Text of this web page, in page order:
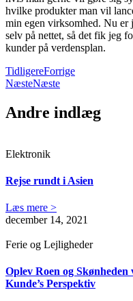
hvilke produkter man vil
min egen virksomhed. Nu er
selv på nettet, så det fik jeg
kunder på verdensplan.
TidligereForrige
NæsteNæste
Andre indlæg
Elektronik
Rejse rundt i Asien
Læs mere >
december 14, 2021
Ferie og Lejligheder
Oplev Roen og
Kunde’s Perspektiv